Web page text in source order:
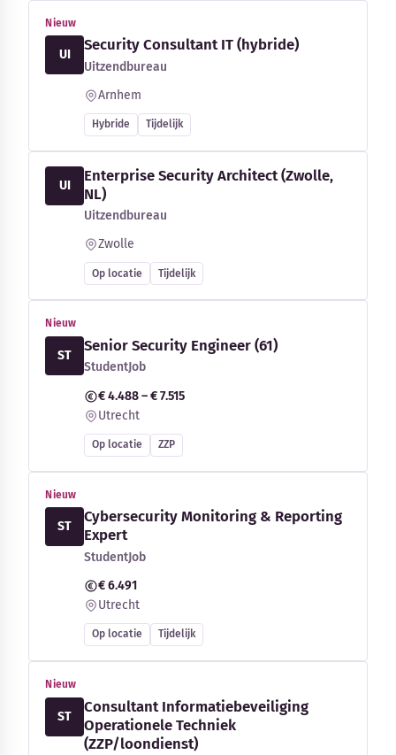
Nieuw
UI
Security Consultant IT (hybride)
Uitzendbureau
Arnhem
Hybride Tijdelijk
UI
Enterprise Security Architect (Zwolle,
NL)
Uitzendbureau
Zwolle
Op locatie Tijdelijk
Nieuw
ST
Senior Security Engineer (61)
StudentJob
€ 4.488 – € 7.515
Utrecht
Op locatie ZZP
Nieuw
ST
Cybersecurity Monitoring & Reporting
Expert
StudentJob
€ 6.491
Utrecht
Op locatie Tijdelijk
Nieuw
ST
Consultant Informatiebeveiliging
Operationele Techniek
(ZZP/loondienst)